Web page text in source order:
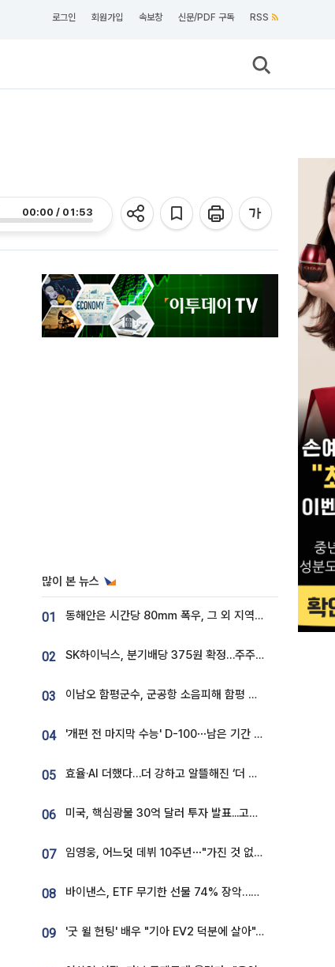
로그인 회원가입 속보창 신문/PDF 구독 RSS
00:00 / 01:53
많이 본 뉴스
01 동해안은 시간당 80㎜ 폭우, 그 외 지역은 폭염…‘극과 극 날씨’
02 SK하이닉스, 분기배당 375원 확정…주주환원책 9월로 앞당겨 발표
03 이남오 함평군수, 군공항 소음피해 함평 보상 요구
04 '개편 전 마지막 수능' D-100⋯남은 기간 성적 올릴 전략은
05 효율·AI 더했다…더 강하고 알뜰해진 ‘더 뉴 그랜저 하이브리드’ [ET의 모빌리티]
06 미국, 핵심광물 30억 달러 투자 발표...고려아연 대미투자 언급
07 임영웅, 어느덧 데뷔 10주년⋯"가진 것 없던 시절, 내 앞엔 20명의 팬뿐"
08 바이낸스, ETF 무기한 선물 74% 장악…한국 레버리지 ETF 거래 급증 [e가상자산]
09 '굿 윌 헌팅' 배우 "기아 EV2 덕분에 살아"…교통사고 후 안전성 극찬